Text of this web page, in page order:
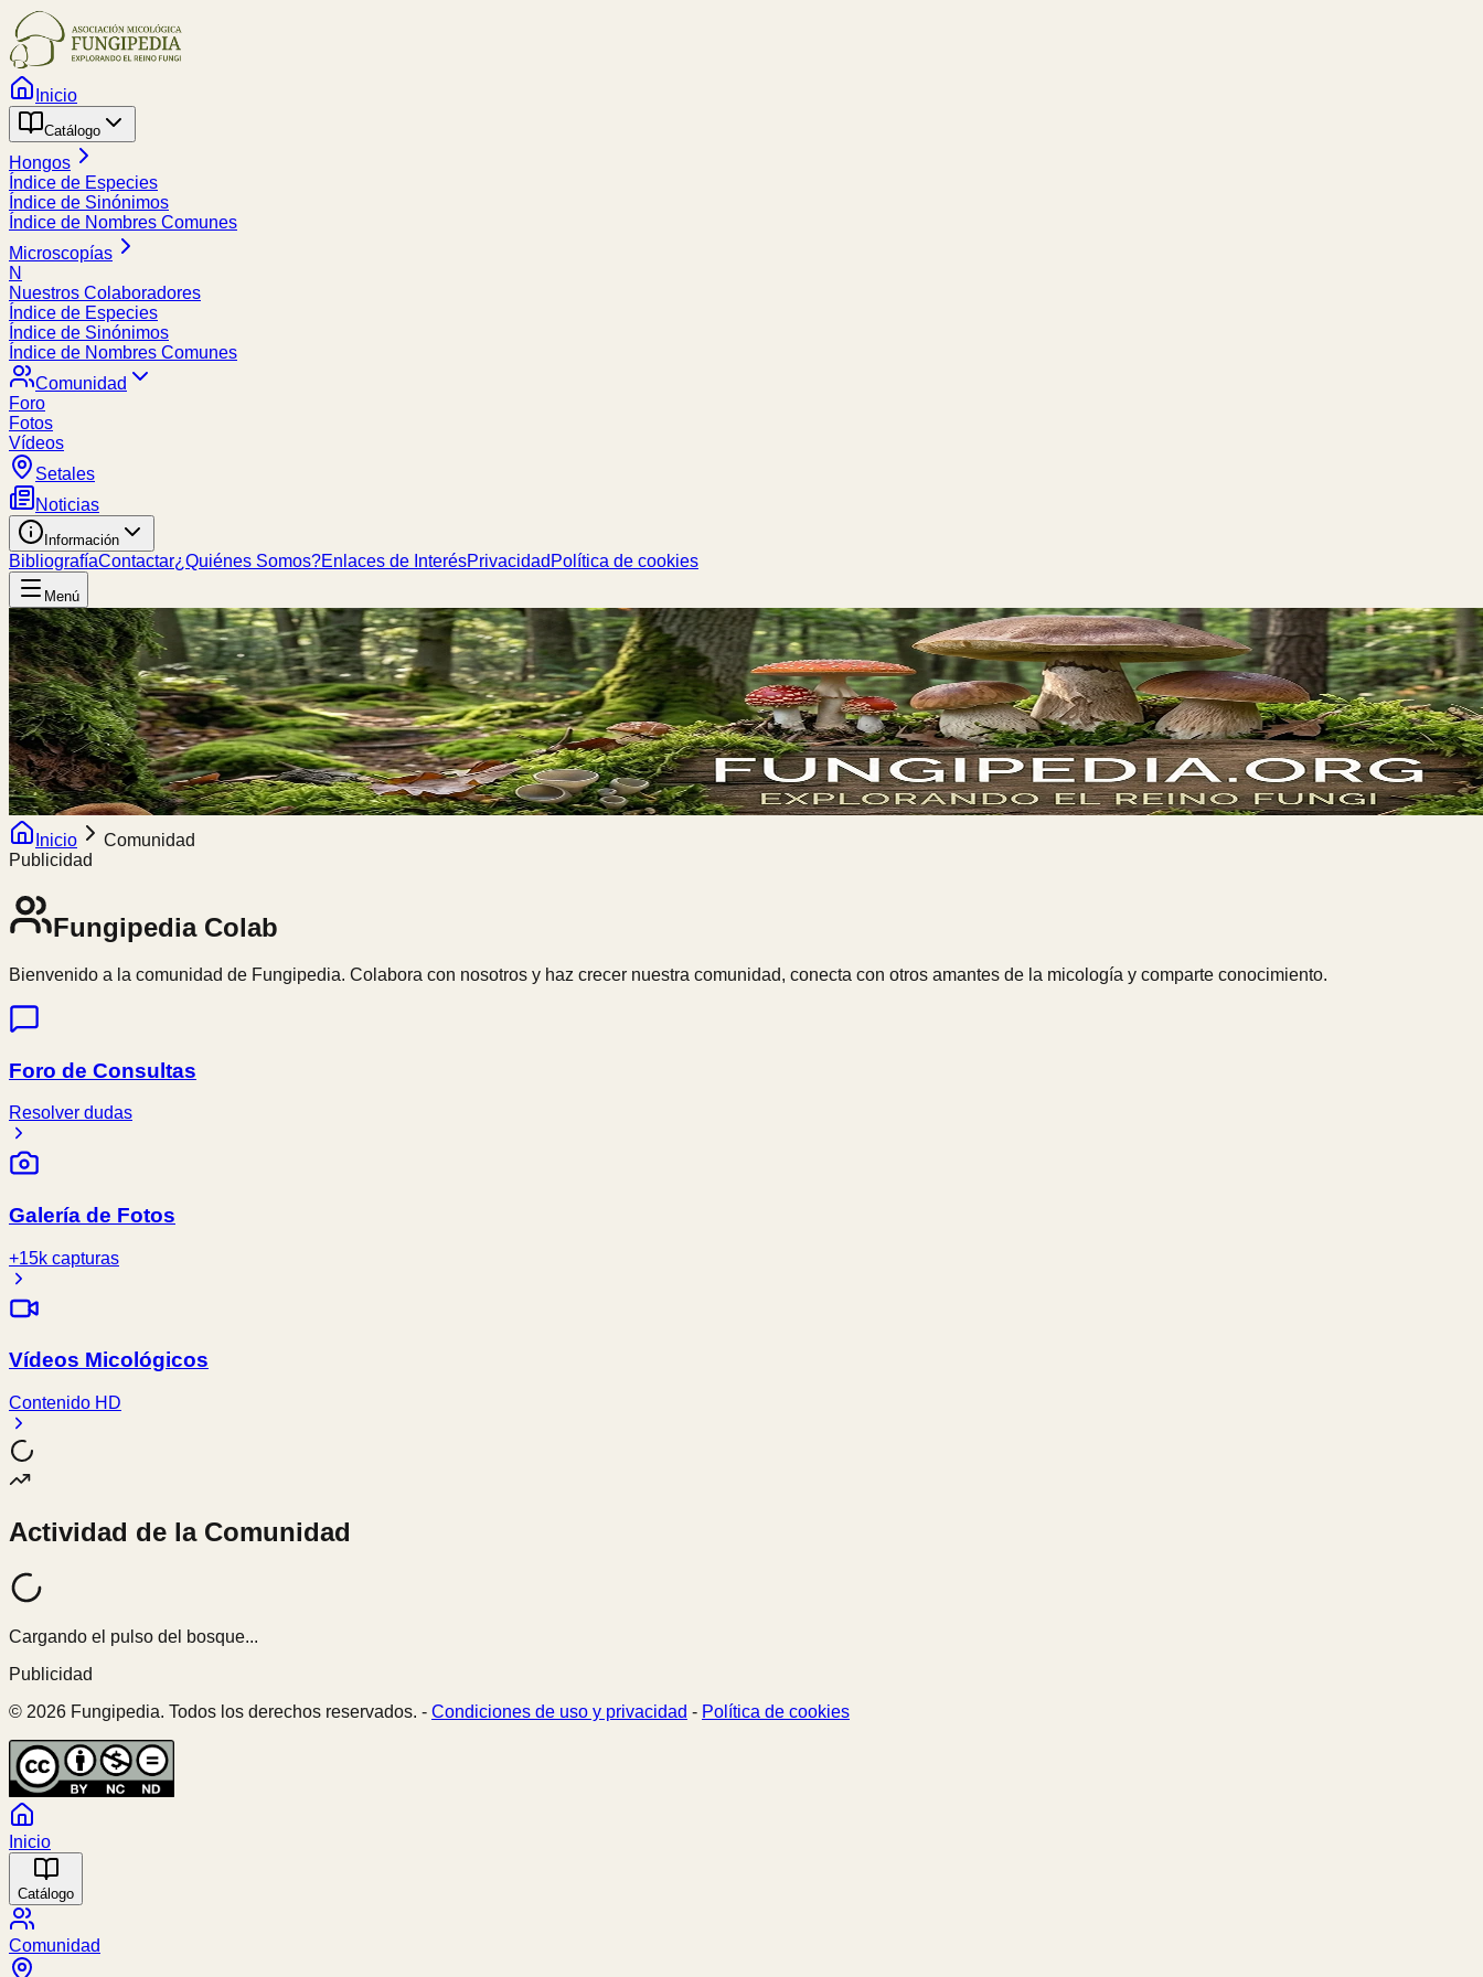
Inicio
Catálogo
Hongos
Índice de Especies
Índice de Sinónimos
Índice de Nombres Comunes
Microscopías
N
Nuestros Colaboradores
Índice de Especies
Índice de Sinónimos
Índice de Nombres Comunes
Comunidad
Foro
Fotos
Vídeos
Setales
Noticias
Información
BibliografíaContactar¿Quiénes Somos?Enlaces de InterésPrivacidad Política de cookies
Menú
Inicio
Comunidad
Publicidad
FungipediaColab
Bienvenido a la comunidad de Fungipedia. Colabora con nosotros y haz crecer nuestra comunidad, conecta con otros amantes de la micología y comparte conocimiento.
Foro de Consultas
Resolver dudas
Galería de Fotos
+15k capturas
Vídeos Micológicos
Contenido HD
Actividad de la Comunidad
Cargando el pulso del bosque...
Publicidad
© 2026 Fungipedia. Todos los derechos reservados. - Condiciones de uso y privacidad - Política de cookies
Inicio
Catálogo
Comunidad